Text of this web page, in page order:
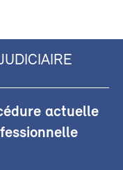
actuelle